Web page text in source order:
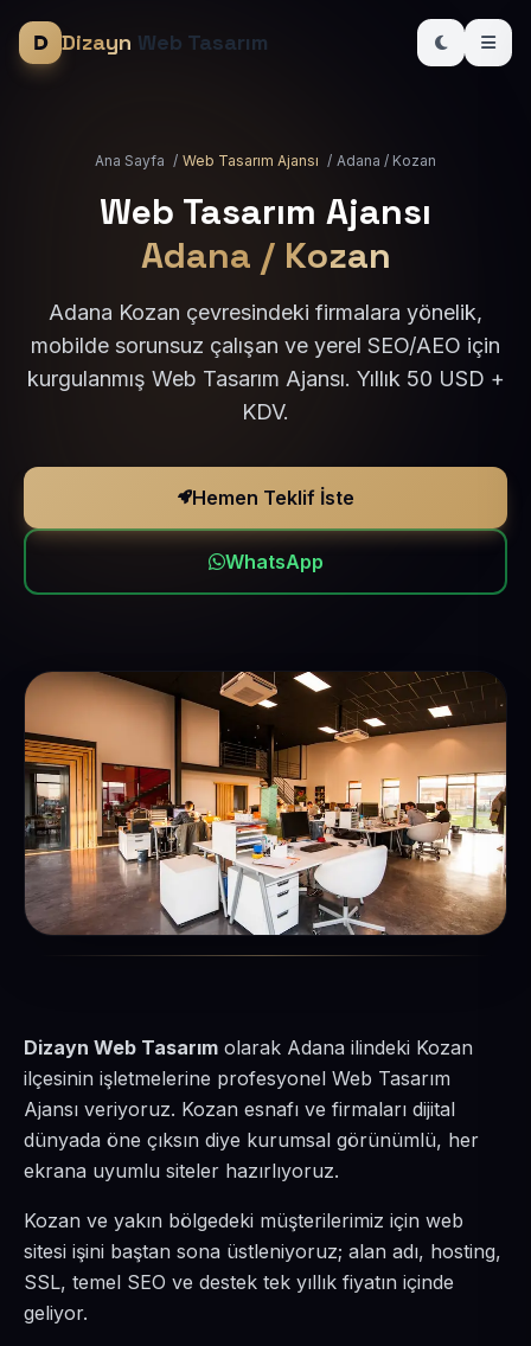
Dizayn Web Tasarım
Ana Sayfa / Web Tasarım Ajansı / Adana / Kozan
Web Tasarım Ajansı
Adana / Kozan
Adana Kozan çevresindeki firmalara yönelik,
mobilde sorunsuz çalışan ve yerel SEO/AEO için
kurgulanmış Web Tasarım Ajansı. Yıllık 50 USD +
KDV.
Hemen Teklif İste
WhatsApp
Dizayn Web Tasarım olarak Adana ilindeki Kozan
ilçesinin işletmelerine profesyonel Web Tasarım
Ajansı veriyoruz. Kozan esnafı ve firmaları dijital
dünyada öne çıksın diye kurumsal görünümlü, her
ekrana uyumlu siteler hazırlıyoruz.
Kozan ve yakın bölgedeki müşterilerimiz için web
sitesi işini baştan sona üstleniyoruz; alan adı, hosting,
SSL, temel SEO ve destek tek yıllık fiyatın içinde
geliyor.